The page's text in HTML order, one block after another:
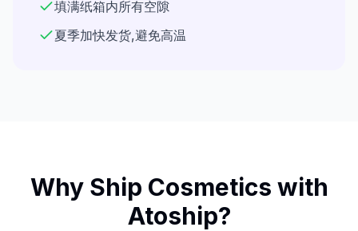
填满纸箱内所有空隙
夏季加快发货,避免高温
Why Ship Cosmetics with
Atoship?